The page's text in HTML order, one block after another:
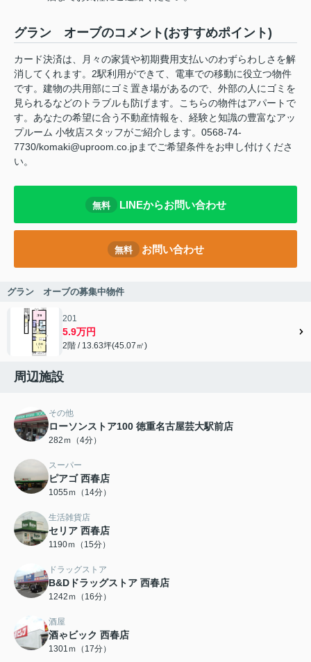
グラン オーブのコメント(おすすめポイント)
カード決済は、月々の家賃や初期費用支払いのわずらわしさを解
消してくれます。2駅利用ができて、電車での移動に役立つ物件
です。建物の共用部にゴミ置き場があるので、外部の人にゴミを
見られるなどのトラブルも防げます。こちらの物件はアパートで
す。あなたの希望に合う不動産情報を、経験と知識の豊富なアッ
プルーム 小牧店スタッフがご紹介します。0568-74-
7730/komaki@uproom.co.jpまでご希望条件をお申し付けくださ
い。
無料 LINEからお問い合わせ
無料 お問い合わせ
グラン オーブの募集中物件
201
5.9万円
2階 / 13.63坪(45.07㎡)
周辺施設
その他
ローソンストア100 徳重名古屋芸大駅前店
282ｍ（4分）
スーパー
ピアゴ 西春店
1055ｍ（14分）
生活雑貨店
セリア 西春店
1190ｍ（15分）
ドラッグストア
B&Dドラッグストア 西春店
1242ｍ（16分）
酒屋
酒ゃビック 西春店
1301ｍ（17分）